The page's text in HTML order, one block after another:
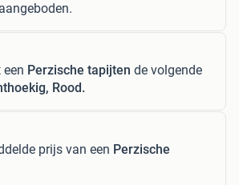
Perzische tapijten de volgende
Rood.
prijs van een Perzische